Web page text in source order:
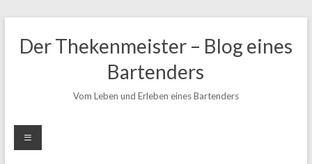
Inhalt
springen
Der Thekenmeister – Blog eines
Bartenders
Vom Leben und Erleben eines Bartenders